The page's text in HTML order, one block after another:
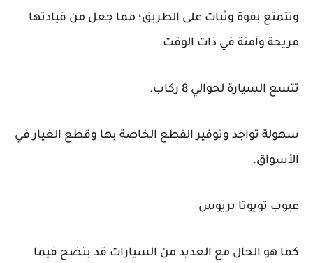
وتتمتع بقوة وثبات على الطريق؛ مما جعل من قيادتها
مريحة وآمنة في ذات الوقت.
تتسع السيارة لحوالي 8 ركاب.
سهولة تواجد وتوفير القطع الخاصة بها وقطع الغيار في
الأسواق.
عيوب تويوتا بريوس
كما هو الحال مع العديد من السيارات قد يتضح فيما